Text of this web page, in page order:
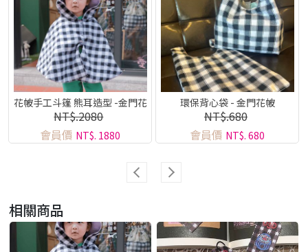
花帔手工斗篷 熊耳造型 -金門花
帔系列
NT$.2080
會員價 NT$. 1880
環保背心袋 - 金門花帔
NT$.680
會員價 NT$. 680
相關商品